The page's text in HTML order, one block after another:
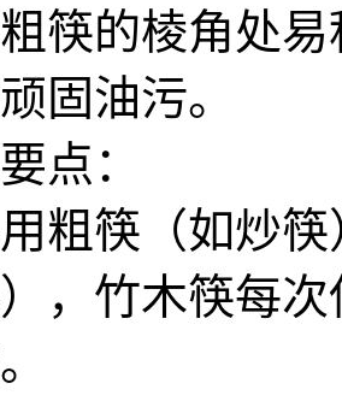
的棱角处易
固油污。
：
筷（如炒筷
），竹木筷每